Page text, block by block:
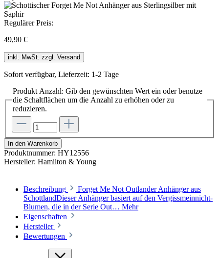
Regulärer Preis:
49,90 €
inkl. MwSt. zzgl. Versand
Sofort verfügbar, Lieferzeit: 1-2 Tage
Produkt Anzahl: Gib den gewünschten Wert ein oder benutze
die Schaltflächen um die Anzahl zu erhöhen oder zu
reduzieren.
In den Warenkorb
Produktnummer: HY12556
Hersteller: Hamilton & Young
Beschreibung
Forget Me Not Outlander Anhänger aus
SchottlandDieser Anhänger basiert auf den Vergissmeinnicht-
Blumen, die in der Serie Out… Mehr
Eigenschaften
Hersteller
Bewertungen